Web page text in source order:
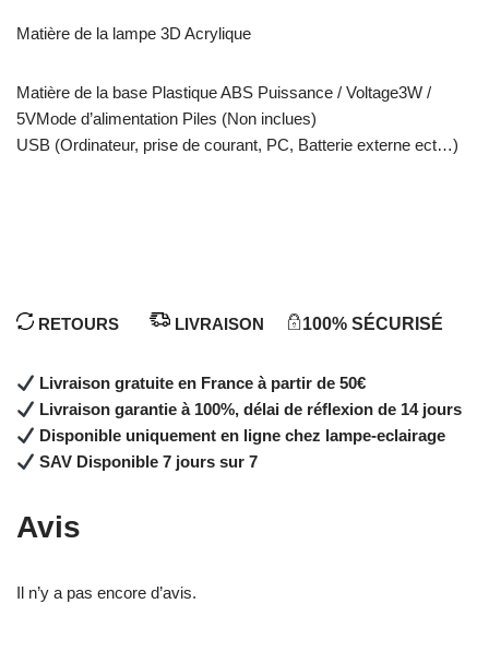
Matière de la lampe 3D Acrylique
Matière de la base Plastique ABS Puissance / Voltage3W /
5VMode d’alimentation Piles (Non inclues)
USB (Ordinateur, prise de courant, PC, Batterie externe ect…)
RETOURS LIVRAISON 100% SÉCURISÉ
Livraison gratuite en France à partir de 50€
Livraison garantie à 100%, délai de réflexion de 14 jours
Disponible uniquement en ligne chez lampe-eclairage
SAV Disponible 7 jours sur 7
Avis
Il n’y a pas encore d’avis.